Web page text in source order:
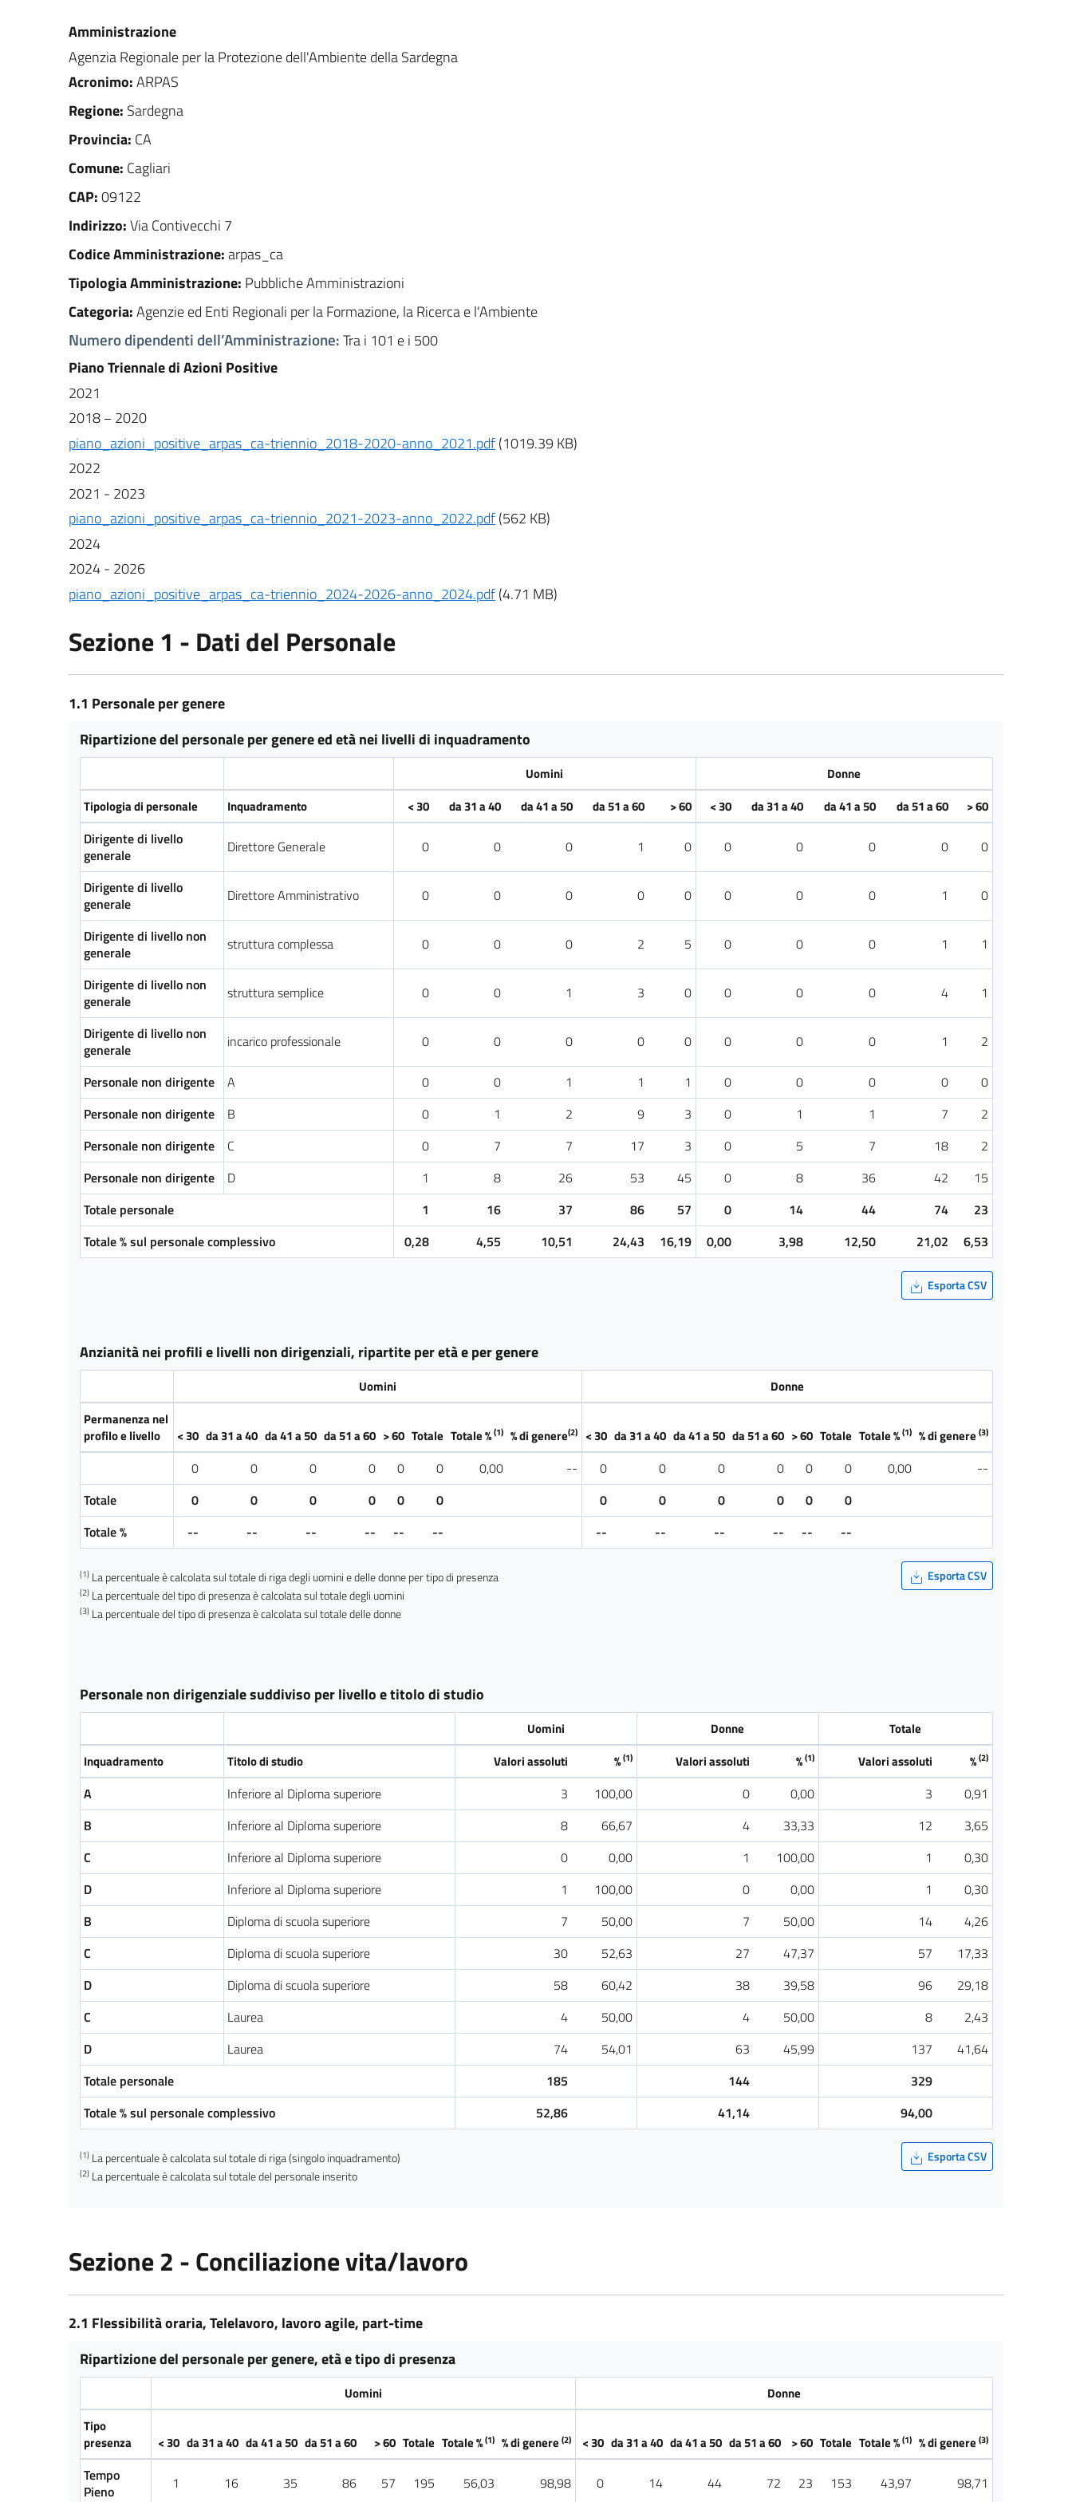
Amministrazione
Agenzia Regionale per la Protezione dell'Ambiente della Sardegna
Acronimo:ARPAS
Regione: Sardegna
Provincia: CA
Comune: Cagliari
CAP:09122
Indirizzo:Via Contivecchi 7
Codice Amministrazione:arpas_ca
Tipologia Amministrazione: Pubbliche Amministrazioni
Categoria:Agenzie ed Enti Regionali per la Formazione, la Ricerca e l'Ambiente
Numero dipendenti dell’Amministrazione:Tra i 101 e i 500
Piano Triennale di Azioni Positive
2021
2018 − 2020
piano_azioni_positive_arpas_ca-triennio_2018-2020-anno_2021.pdf(1019.39 KB)
2022
2021 - 2023
piano_azioni_positive_arpas_ca-triennio_2021-2023-anno_2022.pdf(562 KB)
2024
2024 - 2026
piano_azioni_positive_arpas_ca-triennio_2024-2026-anno_2024.pdf(4.71 MB)
Sezione 1 - Dati del Personale
1.1 Personale per genere
Ripartizione del personale per genere ed età nei livelli di inquadramento
Uomini
Donne
Tipologia di personale
Inquadramento < 30 da 31 a 40 da 41 a 50 da 51 a 60 > 60 < 30 da 31 a 40 da 41 a 50 da 51 a 60 > 60
Dirigente di livello
generale
Direttore Generale 0 0 0 1 0 0 0 0 0 0
Dirigente di livello
generale
Direttore Amministrativo 0 0 0 0 0 0 0 0 1 0
Dirigente di livello non
generale
struttura complessa 0 0 0 2 5 0 0 0 1 1
Dirigente di livello non
generale
struttura semplice 0 0 1 3 0 0 0 0 4 1
Dirigente di livello non
generale
incarico professionale 0 0 0 0 0 0 0 0 1 2
Personale non dirigente A 0 0 1 1 1 0 0 0 0
0
Personale non dirigente
B 0 1 2 9 3 0 1 1 7
2
Personale non dirigente
C 0 7 7 17 3 0 5 7 18
2
Personale non dirigente
D 1 8 26 53 45 0 8 36 42
15
Totale personale
1 16 37 86 57 0 14 44 74
23
Totale % sul personale complessivo
0,28 4,55 10,51 24,43 16,19 0,00 3,98 12,50 21,02 6,53
Esporta CSV
Anzianità nei profili e livelli non dirigenziali, ripartite per età e per genere
Uomini
Donne
Permanenza nel
profilo e livello
< 30 da 31 a 40 da 41 a 50 da 51 a 60 > 60 Totale Totale %(1) % di genere(2) < 30 da 31 a 40 da 41 a 50 da 51 a 60 > 60 Totale Totale %(1) % di genere (3)
0 0 0 0 0 0 0,00 -- 0 0 0 0 0 0 0,00
--
Totale
0 0 0 0 0 0 0 0 0 0 0
0
Totale %
-- -- -- -- -- -- -- -- -- -- -- --
Esporta CSV
(1)La percentuale è calcolata sul totale di riga degli uomini e delle donne per tipo di presenza
(2)La percentuale del tipo di presenza è calcolata sul totale degli uomini
(3)La percentuale del tipo di presenza è calcolata sul totale delle donne
Personale non dirigenziale suddiviso per livello e titolo di studio
Uomini Donne
Totale
Inquadramento
Titolo di studio Valori assoluti %(1) Valori assoluti %(1) Valori assoluti %(2)
A Inferiore al Diploma superiore 3 100,00 0 0,00 3
0,91
B
Inferiore al Diploma superiore 8 66,67 4 33,33 12
3,65
C
Inferiore al Diploma superiore 0 0,00 1 100,00 1
0,30
D
Inferiore al Diploma superiore 1 100,00 0 0,00 1
0,30
B
Diploma di scuola superiore 7 50,00 7 50,00 14
4,26
C
Diploma di scuola superiore 30 52,63 27 47,37 57
17,33
D
Diploma di scuola superiore 58 60,42 38 39,58 96
29,18
C
Laurea 4 50,00 4 50,00 8
2,43
D
Laurea 74 54,01 63 45,99 137
41,64
Totale personale
185 144
329
Totale % sul personale complessivo
52,86 41,14 94,00
Esporta CSV
(1)La percentuale è calcolata sul totale di riga (singolo inquadramento)
(2)La percentuale è calcolata sul totale del personale inserito
Sezione 2 - Conciliazione vita/lavoro
2.1 Flessibilità oraria, Telelavoro, lavoro agile, part-time
Ripartizione del personale per genere, età e tipo di presenza
Uomini
Donne
Tipo
presenza
< 30 da 31 a 40 da 41 a 50 da 51 a 60 > 60 Totale Totale %(1) % di genere (2) < 30 da 31 a 40 da 41 a 50 da 51 a 60 > 60 Totale Totale %(1) % di genere (3)
Tempo
Pieno
1 16 35 86 57 195 56,03 98,98 0 14 44 72 23 153 43,97 98,71